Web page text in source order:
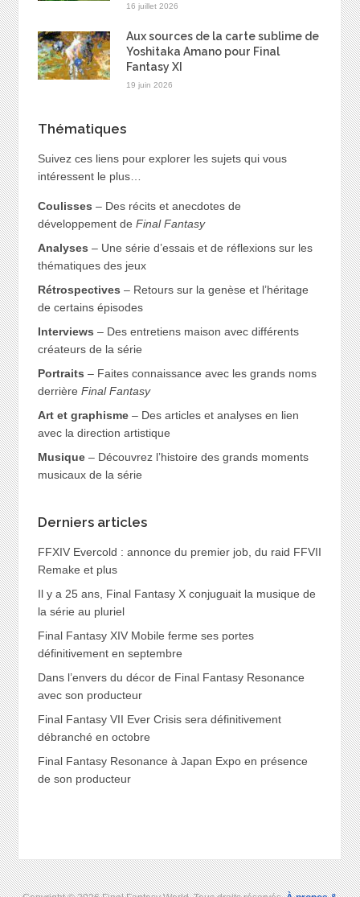
16 juillet 2026
Aux sources de la carte sublime de
Yoshitaka Amano pour Final
Fantasy XI
19 juin 2026
Thématiques
Suivez ces liens pour explorer les sujets qui vous
intéressent le plus…
Coulisses – Des récits et anecdotes de
développement de Final Fantasy
Analyses – Une série d’essais et de réflexions sur les
thématiques des jeux
Rétrospectives – Retours sur la genèse et l’héritage
de certains épisodes
Interviews – Des entretiens maison avec différents
créateurs de la série
Portraits – Faites connaissance avec les grands noms
derrière Final Fantasy
Art et graphisme– Des articles et analyses en lien
avec la direction artistique
Musique– Découvrez l’histoire des grands moments
musicaux de la série
Derniers articles
FFXIV Evercold : annonce du premier job, du raid FFVII
Remake et plus
Il y a 25 ans, Final Fantasy X conjuguait la musique de
la série au pluriel
Final Fantasy XIV Mobile ferme ses portes
définitivement en septembre
Dans l’envers du décor de Final Fantasy Resonance
avec son producteur
Final Fantasy VII Ever Crisis sera définitivement
débranché en octobre
Final Fantasy Resonance à Japan Expo en présence
de son producteur